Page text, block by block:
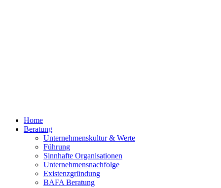
Home
Beratung
Unternehmenskultur & Werte
Führung
Sinn­hafte Organisa­tionen
Unternehmensnachfolge
Existenzgründung
BAFA Beratung